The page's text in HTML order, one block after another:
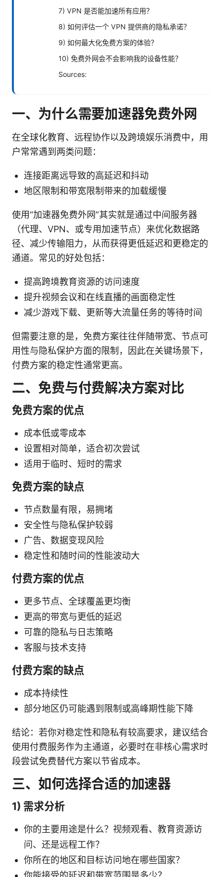
7) VPN 是否能加速所有应用？
8) 如何评估一个 VPN 提供商的隐私承诺？
9) 如何最大化免费方案的体验？
10) 免费外网会不会影响我的设备性能？
Sources:
一、为什么需要加速器免费外网
在全球化教育、远程协作以及跨境娱乐消费中，用
户常常遇到两类问题：
连接距离远导致的高延迟和抖动
地区限制和带宽限制带来的加载缓慢
使用“加速器免费外网”其实就是通过中间服务器
（代理、VPN、或专用加速节点）来优化数据路
径、减少传输阻力，从而获得更低延迟和更稳定的
通道。常见的好处包括：
提高跨境教育资源的访问速度
提升视频会议和在线直播的画面稳定性
减少游戏下载、更新等大流量任务的等待时间
但需要注意的是，免费方案往往伴随带宽、节点可
用性与隐私保护方面的限制，因此在关键场景下，
付费方案的稳定性通常更高。
二、免费与付费解决方案对比
免费方案的优点
成本低或零成本
设置相对简单，适合初次尝试
适用于临时、短时的需求
免费方案的缺点
节点数量有限，易拥堵
安全性与隐私保护较弱
广告、数据变现风险
稳定性和随时间的性能波动大
付费方案的优点
更多节点、全球覆盖更均衡
更高的带宽与更低的延迟
可靠的隐私与日志策略
客服与技术支持
付费方案的缺点
成本持续性
部分地区仍可能遇到限制或高峰期性能下降
结论：若你对稳定性和隐私有较高要求，建议结合
使用付费服务作为主通道，必要时在非核心需求时
段尝试免费替代方案以节省成本。
三、如何选择合适的加速器
1) 需求分析
你的主要用途是什么？视频观看、教育资源访
问、还是远程工作？
你所在的地区和目标访问地在哪些国家？